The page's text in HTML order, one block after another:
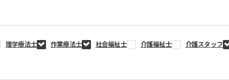
理学療法士 作業療法士 社会福祉士 介護福祉士 介護スタッフ